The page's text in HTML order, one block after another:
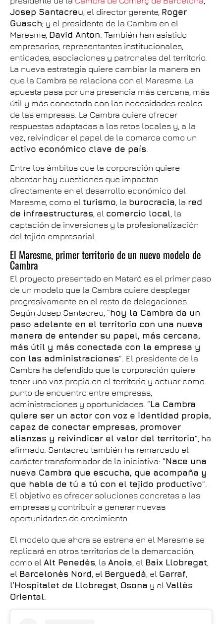
Josep Santacreu; el director gerente, Roger
Guasch; y el presidente de la Cambra en el
Maresme, David Anton. También han asistido
empresarios, representantes institucionales,
entidades, asociaciones y patronales del territorio.
La nueva estrategia quiere cambiar la manera en
que la Cambra se relaciona con el Maresme. La
apuesta pasa por una presencia más cercana, más
útil y más conectada con las necesidades reales
de las empresas. La Cambra quiere ofrecer
respuestas adaptadas a los retos locales y, a la
vez, reivindicar el papel de la comarca como un
activo económico clave de país.
Entre los ámbitos que la corporación quiere
abordar hay cuestiones que impactan
directamente en el desarrollo económico del
Maresme, como el turismo, la burocracia, la red
de infraestructuras, el comercio local, la
captación de inversiones y la profesionalización
del tejido empresarial.
El Maresme, primer territorio de un nuevo modelo de
Cambra
El proyecto presentado en Mataró es el primer paso
de un modelo que la Cambra quiere desplegar
progresivamente en el resto de delegaciones.
Según Josep Santacreu, “hoy la Cambra da un
paso adelante en el territorio con una nueva
manera de entender su papel, más cercana,
más útil y más conectada con la empresa y
con las administraciones”. El presidente de la
Cambra ha defendido que la corporación quiere
tener una voz propia en el territorio y actuar como
punto de encuentro entre empresas,
administraciones y oportunidades. “La Cambra
quiere ser un actor con voz e identidad propia,
capaz de conectar empresas, promover
alianzas y reivindicar el valor del territorio”, ha
afirmado. Santacreu también ha remarcado el
carácter transformador de la iniciativa: “Nace una
nueva Cambra que escucha, que acompaña y
que habla de tú a tú con el tejido productivo”.
El objetivo es ofrecer soluciones concretas a las
empresas y contribuir a generar nuevas
oportunidades de crecimiento.
El modelo que ahora se estrena en el Maresme se
replicará en otros territorios de la demarcación,
como el Alt Penedès, la Anoia, el Baix Llobregat,
el Barcelonès Nord, el Berguedà, el Garraf,
l’Hospitalet de Llobregat, Osona y el Vallès
Oriental.